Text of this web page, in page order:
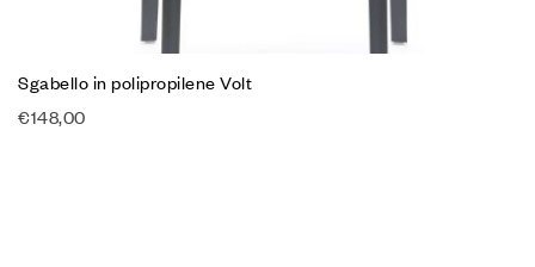
Sgabello in polipropilene Volt
€148,00